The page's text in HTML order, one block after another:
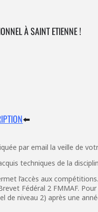
À SAINT ETIENNE !
⬅️
par email la veille de
techniques de la
l’accès aux
Fédéral 2 FMMAF.
de niveau 2) après une